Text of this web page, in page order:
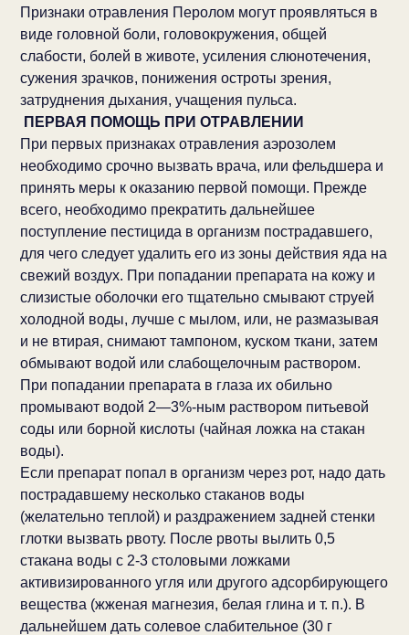
Признаки отравления Перолом могут проявляться в
виде головной боли, головокружения, общей
слабости, болей в животе, усиления слюнотечения,
сужения зрачков, понижения остроты зрения,
затруднения дыхания, учащения пульса.
ПЕРВАЯ ПОМОЩЬ ПРИ ОТРАВЛЕНИИ
При первых признаках отравления аэрозолем
необходимо срочно вызвать врача, или фельдшера и
принять меры к оказанию первой помощи. Прежде
всего, необходимо прекратить дальнейшее
поступление пестицида в организм пострадавшего,
для чего следует удалить его из зоны действия яда на
свежий воздух. При попадании препарата на кожу и
слизистые оболочки его тщательно смывают струей
холодной воды, лучше с мылом, или, не размазывая
и не втирая, снимают тампоном, куском ткани, затем
обмывают водой или слабощелочным раствором.
При попадании препарата в глаза их обильно
промывают водой 2—3%-ным раствором питьевой
соды или борной кислоты (чайная ложка на стакан
воды).
Если препарат попал в организм через рот, надо дать
пострадавшему несколько стаканов воды
(желательно теплой) и раздражением задней стенки
глотки вызвать рвоту. После рвоты вылить 0,5
стакана воды с 2-3 столовыми ложками
активизированного угля или другого адсорбирующего
вещества (жженая магнезия, белая глина и т. п.). В
дальнейшем дать солевое слабительное (30 г